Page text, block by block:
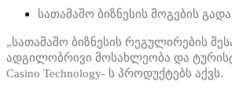
სათამაშო ბიზნესის მოგების
„სათამაშო ბიზნესის რეგულირების
ადგილობრივი მოსახლეობა და
Casino Technology- ს პროდუქტებს აქვს.